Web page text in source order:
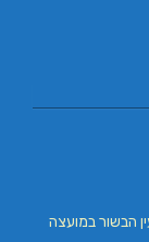
הבשור במועצה